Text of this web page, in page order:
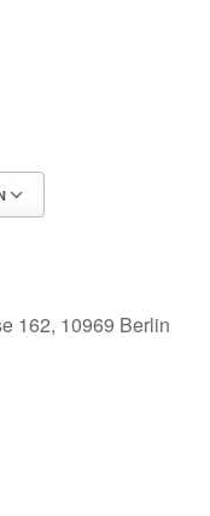
162, 10969 Berlin